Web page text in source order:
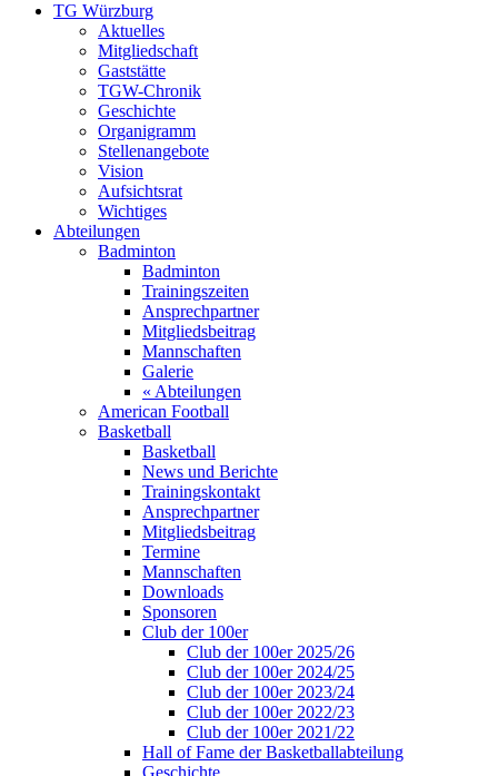
TG Würzburg
Aktuelles
Mitgliedschaft
Gaststätte
TGW-Chronik
Geschichte
Organigramm
Stellenangebote
Vision
Aufsichtsrat
Wichtiges
Abteilungen
Badminton
Badminton
Trainingszeiten
Ansprechpartner
Mitgliedsbeitrag
Mannschaften
Galerie
« Abteilungen
American Football
Basketball
Basketball
News und Berichte
Trainingskontakt
Ansprechpartner
Mitgliedsbeitrag
Termine
Mannschaften
Downloads
Sponsoren
Club der 100er
Club der 100er 2025/26
Club der 100er 2024/25
Club der 100er 2023/24
Club der 100er 2022/23
Club der 100er 2021/22
Hall of Fame der Basketballabteilung
Geschichte